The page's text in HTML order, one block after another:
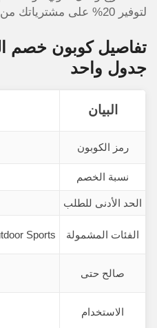
لتوفير 20% على مشترياتك من Sun & Sands Sports اليوم.
تفاصيل كوبون خصم
جدول واحد
البيان
رمز الكوبون
نسبة الخصم
الحد الأدنى للطلب
الفئات المشمولة Sports
صالح حتى
الاستخدام